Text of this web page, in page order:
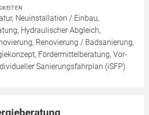
Neuinstallation / Einbau,
Hydraulischer Abgleich,
Renovierung / Badsanierung,
Fördermittelberatung, Vor-
Sanierungsfahrplan (iSFP)